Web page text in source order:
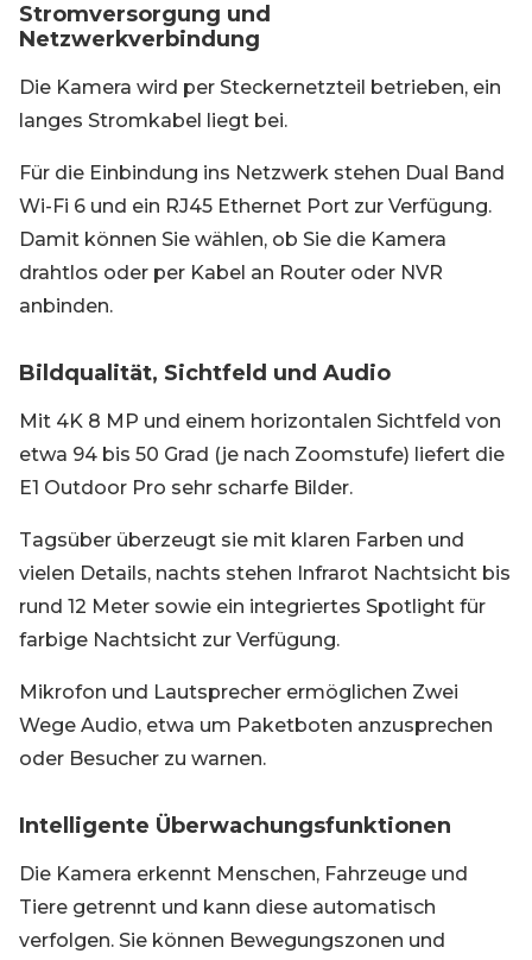
Stromversorgung und
Netzwerkverbindung
Die Kamera wird per Steckernetzteil betrieben, ein
langes Stromkabel liegt bei.
Für die Einbindung ins Netzwerk stehen Dual Band
Wi-Fi 6 und ein RJ45 Ethernet Port zur Verfügung.
Damit können Sie wählen, ob Sie die Kamera
drahtlos oder per Kabel an Router oder NVR
anbinden.
Bildqualität, Sichtfeld und Audio
Mit 4K 8 MP und einem horizontalen Sichtfeld von
etwa 94 bis 50 Grad (je nach Zoomstufe) liefert die
E1 Outdoor Pro sehr scharfe Bilder.
Tagsüber überzeugt sie mit klaren Farben und
vielen Details, nachts stehen Infrarot Nachtsicht bis
rund 12 Meter sowie ein integriertes Spotlight für
farbige Nachtsicht zur Verfügung.
Mikrofon und Lautsprecher ermöglichen Zwei
Wege Audio, etwa um Paketboten anzusprechen
oder Besucher zu warnen.
Intelligente Überwachungsfunktionen
Die Kamera erkennt Menschen, Fahrzeuge und
Tiere getrennt und kann diese automatisch
verfolgen. Sie können Bewegungszonen und